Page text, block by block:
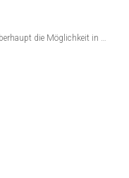
die Möglichkeit in …